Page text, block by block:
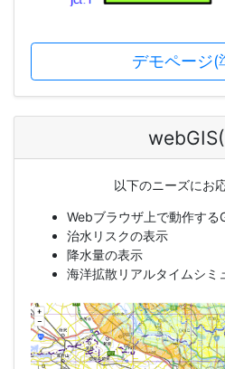
デモページ(
以下のニーズにお
Webブラウザ上で動作する
治水リスクの表示
降水量の表示
海洋拡散リアルタイムシミ